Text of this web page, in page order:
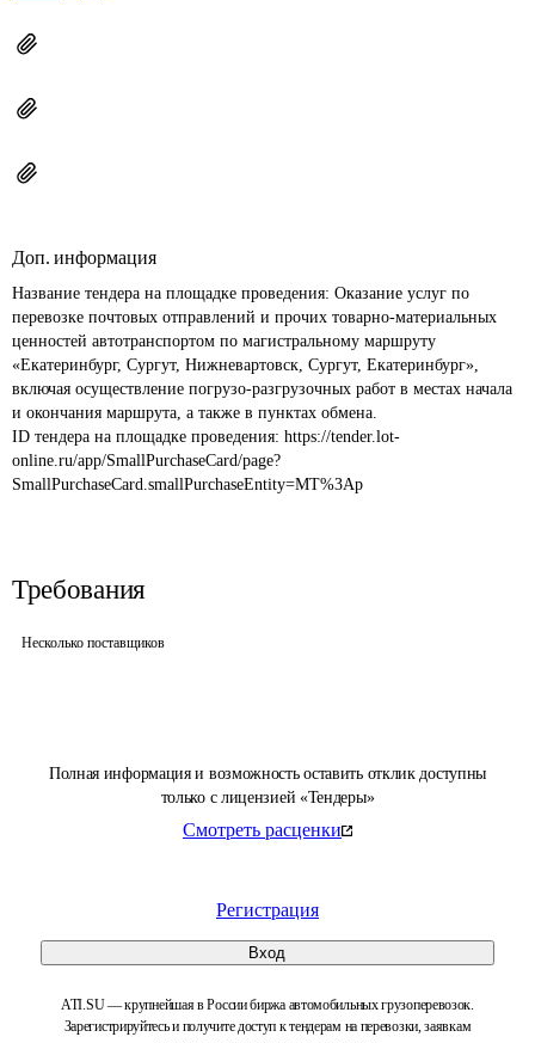
Полная информация и возможность оставить отклик доступны
только с лицензией «Тендеры»
Смотреть расценки
Регистрация
Вход
ATI.SU — крупнейшая в России биржа автомобильных грузоперевозок.
Зарегистрируйтесь и получите доступ к тендерам на перевозки, заявкам
Доп. информация
Название тендера на площадке проведения: Оказание услуг по
перевозке почтовых отправлений и прочих товарно-материальных
ценностей автотранспортом по магистральному маршруту
«Екатеринбург, Сургут, Нижневартовск, Сургут, Екатеринбург»,
включая осуществление погрузо-разгрузочных работ в местах начала
и окончания маршрута, а также в пунктах обмена.
ID тендера на площадке проведения: https://tender.lot-
online.ru/app/SmallPurchaseCard/page?
SmallPurchaseCard.smallPurchaseEntity=MT%3Ap
Требования
Несколько поставщиков